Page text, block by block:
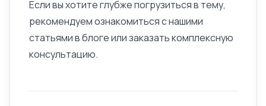
Если вы хотите глубже погрузиться в тему,
рекомендуем ознакомиться с нашими
статьями в блоге или заказать комплексную
консультацию.